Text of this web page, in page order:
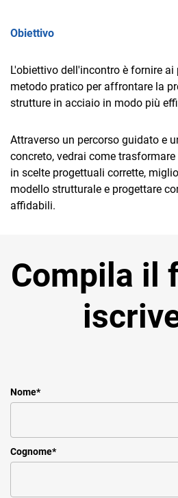
Obiettivo
L'obiettivo dell'incontro è fornire
metodo pratico per affrontare la
strutture in acciaio in modo più
Attraverso un percorso guidato e
concreto, vedrai come
in scelte progettuali corrette,
modello strutturale e progettare
affidabili.
Compila il
Nome*
Cognome*